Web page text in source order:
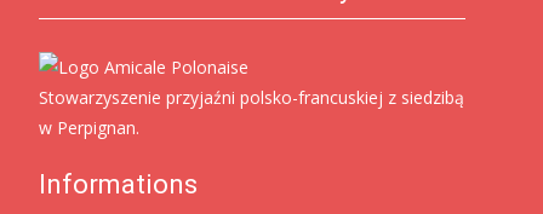
Stowarzyszenie przyjaźni polsko-francuskiej z siedzibą
w Perpignan.
Informations